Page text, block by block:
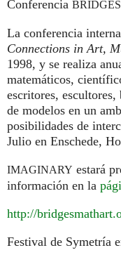
Conferencia BRIDGES
La conferencia
Connections in Art,
1998, y se realiza
matemáticos,
escritores,
de modelos en un
posibilidades de
Julio en Enschede,
IMAGINARY estará
información en la
http://
Festival de Symetría